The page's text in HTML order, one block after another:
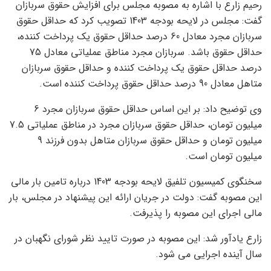
رحیم زارع با اشاره به مصوبه مجلس برای افزایش حقوق سربازان
گفت: مجلس در لایحه بودجه 1403 تصویب کرد که حداقل حقوق
سربازان مجرد معادل 60 درصد حداقل حقوق یک پرداخت کننده،
حداقل حقوق باشد. سربازان مجرد مناطق عملیاتی معادل 75
درصد حداقل حقوق یک پرداخت کننده و حداقل حقوق سربازان
متاهل معادل 90 درصد حداقل حقوق پرداخت کننده است.
وی توضیح داد: بر این اساس حداقل حقوق سربازان مجرد 6
میلیون تومان، حداقل حقوق سربازان مجرد در مناطق عملیاتی 7.5
میلیون تومان و حداقل حقوق سربازان متاهل بدون فرزند 9
میلیون تومان است.
سخنگوی کمیسیون تلفیق لایحه بودجه 1403 درباره تامین بار مالی
این مصوبه گفت: دولت در جریان ارائه این پیشنهاد در مجلس، بار
مالی اجرای این مصوبه را پذیرفت.
زارع یادآور شد: این مصوبه در صورت تایید نظر شورای نگهبان در
سال آینده اجرایی می شود.